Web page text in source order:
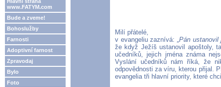
www.FATYM.com
Bude a zveme!
Bohoslužby
Farnosti
Adoptivní farnost
Zpravodaj
Bylo
Foto
Milí přátelé,
v evangeliu zaznívá: „Pán
že když Ježíš ustanovil apoštoly,
učedníků, jejich jména známa
Vyslání učedníků nám říká, že
odpovědnosti za víru, kterou přijal.
evangelia tři hlavní priority, které